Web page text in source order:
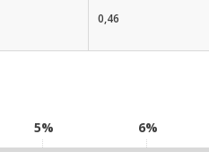
0,46
5% 6%